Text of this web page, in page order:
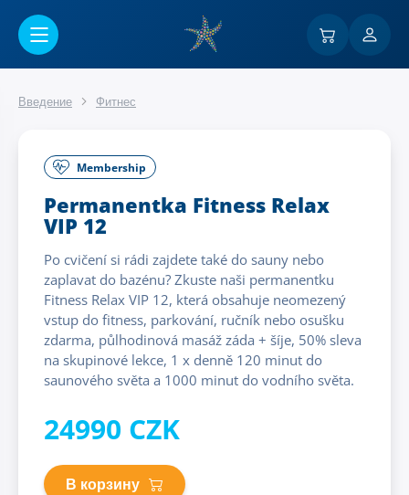
Введение Фитнес
Membership
Permanentka Fitness Relax
VIP 12
Po cvičení si rádi zajdete také do sauny nebo
zaplavat do bazénu? Zkuste naši permanentku
Fitness Relax VIP 12, která obsahuje neomezený
vstup do fitness, parkování, ručník nebo osušku
zdarma, půlhodinová masáž záda + šíje, 50% sleva
na skupinové lekce, 1 x denně 120 minut do
saunového světa a 1000 minut do vodního světa.
24990 CZK
В корзину